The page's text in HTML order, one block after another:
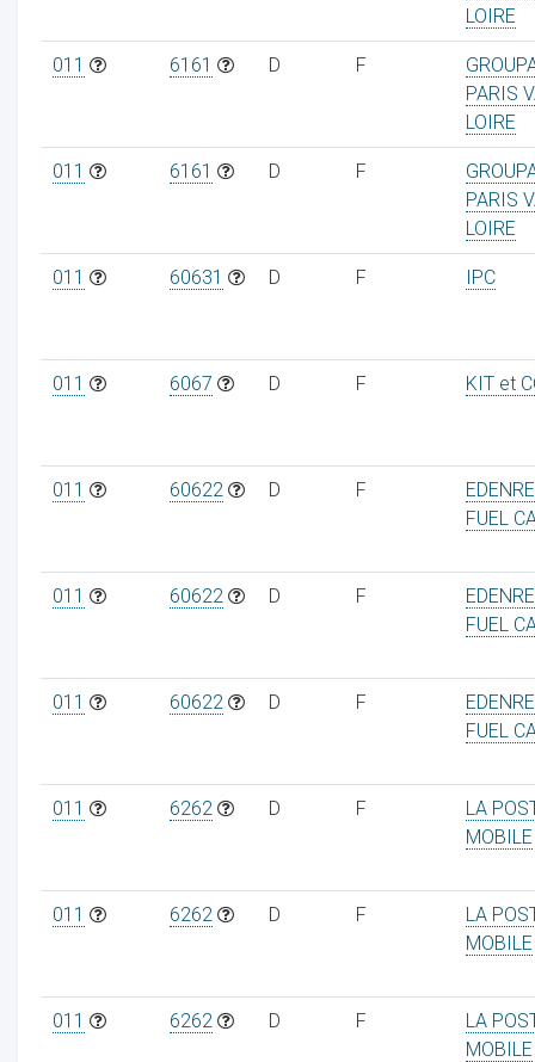
LOIRE
011 6161 D F
PARIS
LOIRE
011 6161 D F
PARIS
LOIRE
011 60631 D F IPC
011 6067 D F KIT et
011 60622 D F
FUEL
011 60622 D F
FUEL
011 60622 D F
FUEL
011 6262 D F
LA
MOBILE
011 6262 D F
LA
MOBILE
011 6262 D F
LA
MOBILE